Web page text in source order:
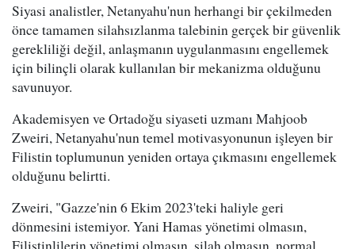
Siyasi analistler, Netanyahu'nun herhangi bir çekilmeden
önce tamamen silahsızlanma talebinin gerçek bir güvenlik
gerekliliği değil, anlaşmanın uygulanmasını engellemek
için bilinçli olarak kullanılan bir mekanizma olduğunu
savunuyor.
Akademisyen ve Ortadoğu siyaseti uzmanı Mahjoob
Zweiri, Netanyahu'nun temel motivasyonunun işleyen bir
Filistin toplumunun yeniden ortaya çıkmasını engellemek
olduğunu belirtti.
Zweiri, "Gazze'nin 6 Ekim 2023'teki haliyle geri
dönmesini istemiyor. Yani Hamas yönetimi olmasın,
Filistinlilerin yönetimi olmasın, silah olmasın, normal